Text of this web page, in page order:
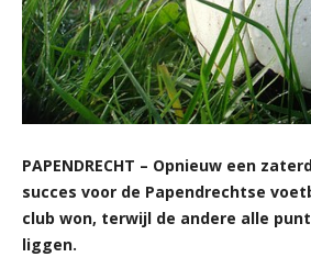
PAPENDRECHT – Opnieuw een
succes voor de Papendrechtse
club won, terwijl de andere alle
liggen.